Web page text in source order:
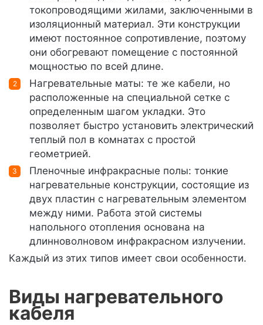
токопроводящими жилами, заключенными в
изоляционный материал. Эти конструкции
имеют постоянное сопротивление, поэтому
они обогревают помещение с постоянной
мощностью по всей длине.
Нагревательные маты: те же кабели, но
расположенные на специальной сетке с
определенным шагом укладки. Это
позволяет быстро установить электрический
теплый пол в комнатах с простой
геометрией.
Пленочные инфракрасные полы: тонкие
нагревательные конструкции, состоящие из
двух пластин с нагревательным элементом
между ними. Работа этой системы
напольного отопления основана на
длинноволновом инфракрасном излучении.
Каждый из этих типов имеет свои особенности.
Виды нагревательного
кабеля